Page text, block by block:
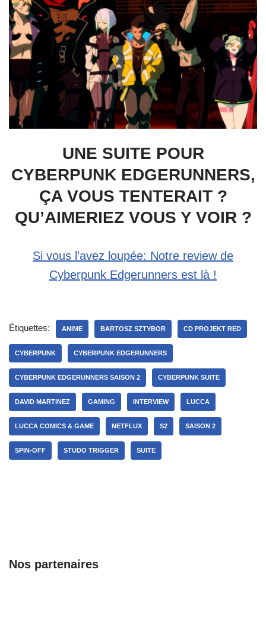
UNE SUITE POUR
CYBERPUNK EDGERUNNERS,
ÇA VOUS TENTERAIT ?
QU’AIMERIEZ VOUS Y VOIR ?
Si vous l’avez loupée: Notre review de
Cyberpunk Edgerunners est là !
Étiquettes: ANIME BARTOSZ SZTYBOR CD PROJEKT RED
CYBERPUNK CYBERPUNK EDGERUNNERS
CYBERPUNK EDGERUNNERS SAISON 2 CYBERPUNK SUITE
DAVID MARTINEZ GAMING INTERVIEW LUCCA
LUCCA COMICS & GAME NETFLUX S2 SAISON 2
SPIN-OFF STUDO TRIGGER SUITE
Nos partenaires